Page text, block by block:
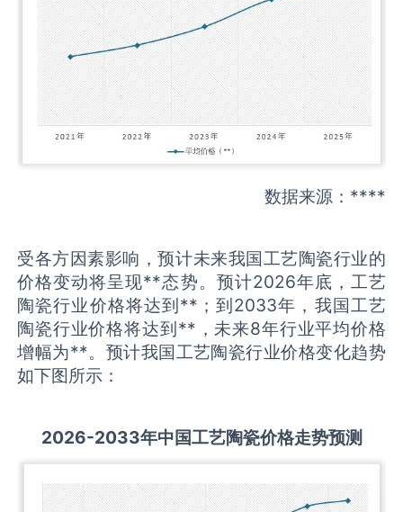
数据来源：****
受各方因素影响，预计未来我国工艺陶瓷行业的
价格变动将呈现**态势。预计2026年底，工艺
陶瓷行业价格将达到**；到2033年，我国工艺
陶瓷行业价格将达到**，未来8年行业平均价格
增幅为**。预计我国工艺陶瓷行业价格变化趋势
如下图所示：
2026-2033年中国工艺陶瓷价格走势预测